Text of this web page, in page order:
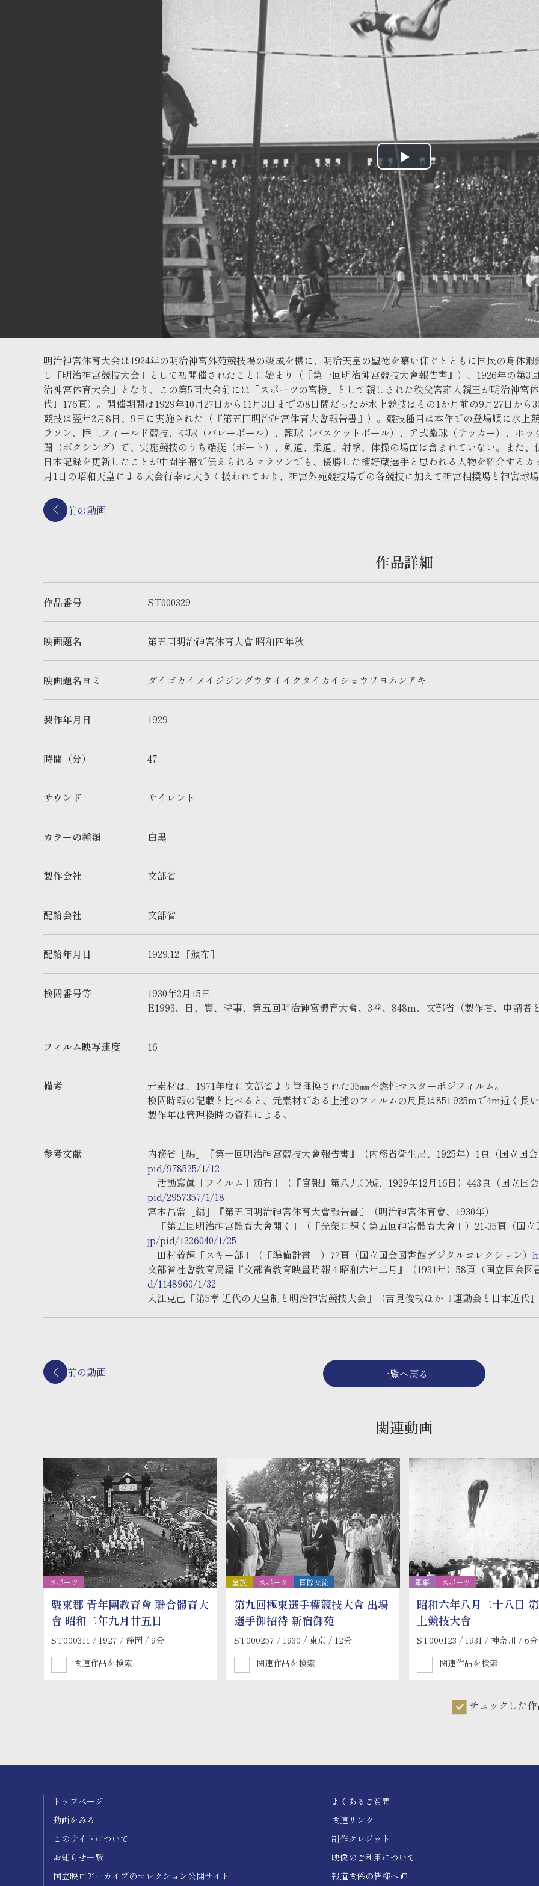
トップページ
動画をみる
このサイトについて
お知らせ一覧
国立映画アーカイブのコレクション公開サイト
よくあるご質問
関連リンク
制作クレジット
映像のご利用について
報道関係の皆様へ
明治神宮体育大会は1924年の明治神宮外苑競技場の竣成を機に、明治天皇の聖徳を慕い仰ぐとともに国民の身体
し「明治神宮競技大会」として初開催されたことに始まり（『第一回明治神宮競技大會報告書』）、1926年の第
治神宮体育大会」となり、この第5回大会前には「スポーツの宮様」として親しまれた秩父宮雍人親王が明治神宮
代』176頁）。開催期間は1929年10月27日から11月3日までの8日間だったが水上競技はその1か月前の9月27日か
競技は翌年2月8日、9日に実施された（『第五回明治神宮体育大會報告書』）。競技種目は本作での登場順に水上
ラソン、陸上フィールド競技、排球（バレーボール）、籠球（バスケットボール）、ア式蹴球（サッカー）、ホ
闘（ボクシング）で、実施競技のうち端艇（ボート）、剣道、柔道、射撃、体操の場面は含まれていない。また
日本記録を更新したことが中間字幕で伝えられるマラソンでも、優勝した楠好蔵選手と思われる人物を紹介する
月1日の昭和天皇による大会行幸は大きく扱われており、神宮外苑競技場での各競技に加えて神宮相撲場と神宮球
前の動画
作品詳細
作品番号 ST000329
映画題名 第五回明治神宮体育大會 昭和四年秋
映画題名ヨミ ダイゴカイメイジジングウタイイクタイカイショウワヨネンアキ
製作年月日 1929
時間（分） 47
サウンド サイレント
カラーの種類 白黒
製作会社 文部省
配給会社 文部省
配給年月日 1929.12.［頒布］
検閲番号等
1930年2月15日
E1993、日、實、時事、第五回明治神宮體育大會、3巻、848m、文部省（製作者、申請者
フィルム映写速度 16
備考
元素材は、1971年度に文部省より管理換された35㎜不燃性マスターポジフィルム。
検閲時報の記載と比べると、元素材である上述のフィルムの尺長は851.925mで4m近く長い
製作年は管理換時の資料による。
参考文献 内務省［編］『第一回明治神宮競技大會報告書』（内務省衛生局、1925年）1頁（国立国
pid/978525/1/12
「活動寫眞「フイルム」頒布」（『官報』第八九〇號、1929年12月16日）443頁（国立国
pid/2957357/1/18
宮本昌常［編］『第五回明治神宮体育大會報告書』（明治神宮体育會、1930年）
「第五回明治神宮體育大會開く」（「光榮に輝く第五回神宮體育大會」）21-35頁（国立
jp/pid/1226040/1/25
田村義輝「スキー部」（「準備計畫」）77頁（国立国会図書館デジタルコレクション）
文部省社會敎育局編『文部省敎育映畫時報 4 昭和六年二月』（1931年）58頁（国立国会図
d/1148960/1/32
入江克己「第5章 近代の天皇制と明治神宮競技大会」（吉見俊哉ほか『運動会と日本近代
前の動画 一覧へ戻る
関連動画
スポーツ
駿東郡 青年團教育會 聯合體育大
會 昭和二年九月廿五日
ST000311 / 1927 / 静岡 / 9分
関連作品を検索
皇族 スポーツ 国際交流
第九回極東選手權競技大會 出場
選手御招待 新宿御苑
ST000257 / 1930 / 東京 / 12分
関連作品を検索
軍事 スポーツ
昭和六年八月二十八日
上競技大會
ST000123 / 1931 / 神奈川 / 6分
関連作品を検索
チェックした作
トップページ
動画をみる
このサイトについて
お知らせ一覧
国立映画アーカイブのコレクション公開サイト
よくあるご質問
関連リンク
制作クレジット
映像のご利用について
報道関係の皆様へ